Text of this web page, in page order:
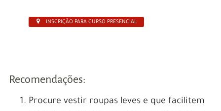
INSCRIÇÃO PARA CURSO PRESENCIAL
Recomendações:
Procure vestir roupas leves e que facilitem